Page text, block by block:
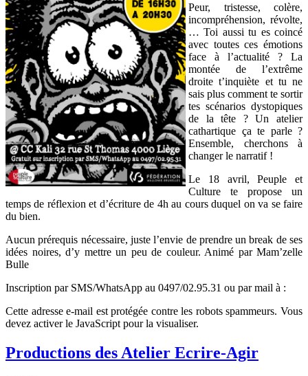
Peur, tristesse, colère,
incompréhension, révolte,
… Toi aussi tu es coincé
avec toutes ces émotions
face à l’actualité ? La
montée de l’extrême
droite t’inquiète et tu ne
sais plus comment te sortir
tes scénarios dystopiques
de la tête ? Un atelier
cathartique ça te parle ?
Ensemble, cherchons à
changer le narratif !
Le 18 avril, Peuple et
Culture te propose un
temps de réflexion et d’écriture de 4h au cours duquel on va se faire
du bien.
Aucun prérequis nécessaire, juste l’envie de prendre un break de ses
idées noires, d’y mettre un peu de couleur. Animé par Mam’zelle
Bulle
Inscription par SMS/WhatsApp au 0497/02.95.31 ou par mail à :
Cette adresse e-mail est protégée contre les robots spammeurs. Vous
devez activer le JavaScript pour la visualiser.
Productions des Atelier Ecrire-Agir